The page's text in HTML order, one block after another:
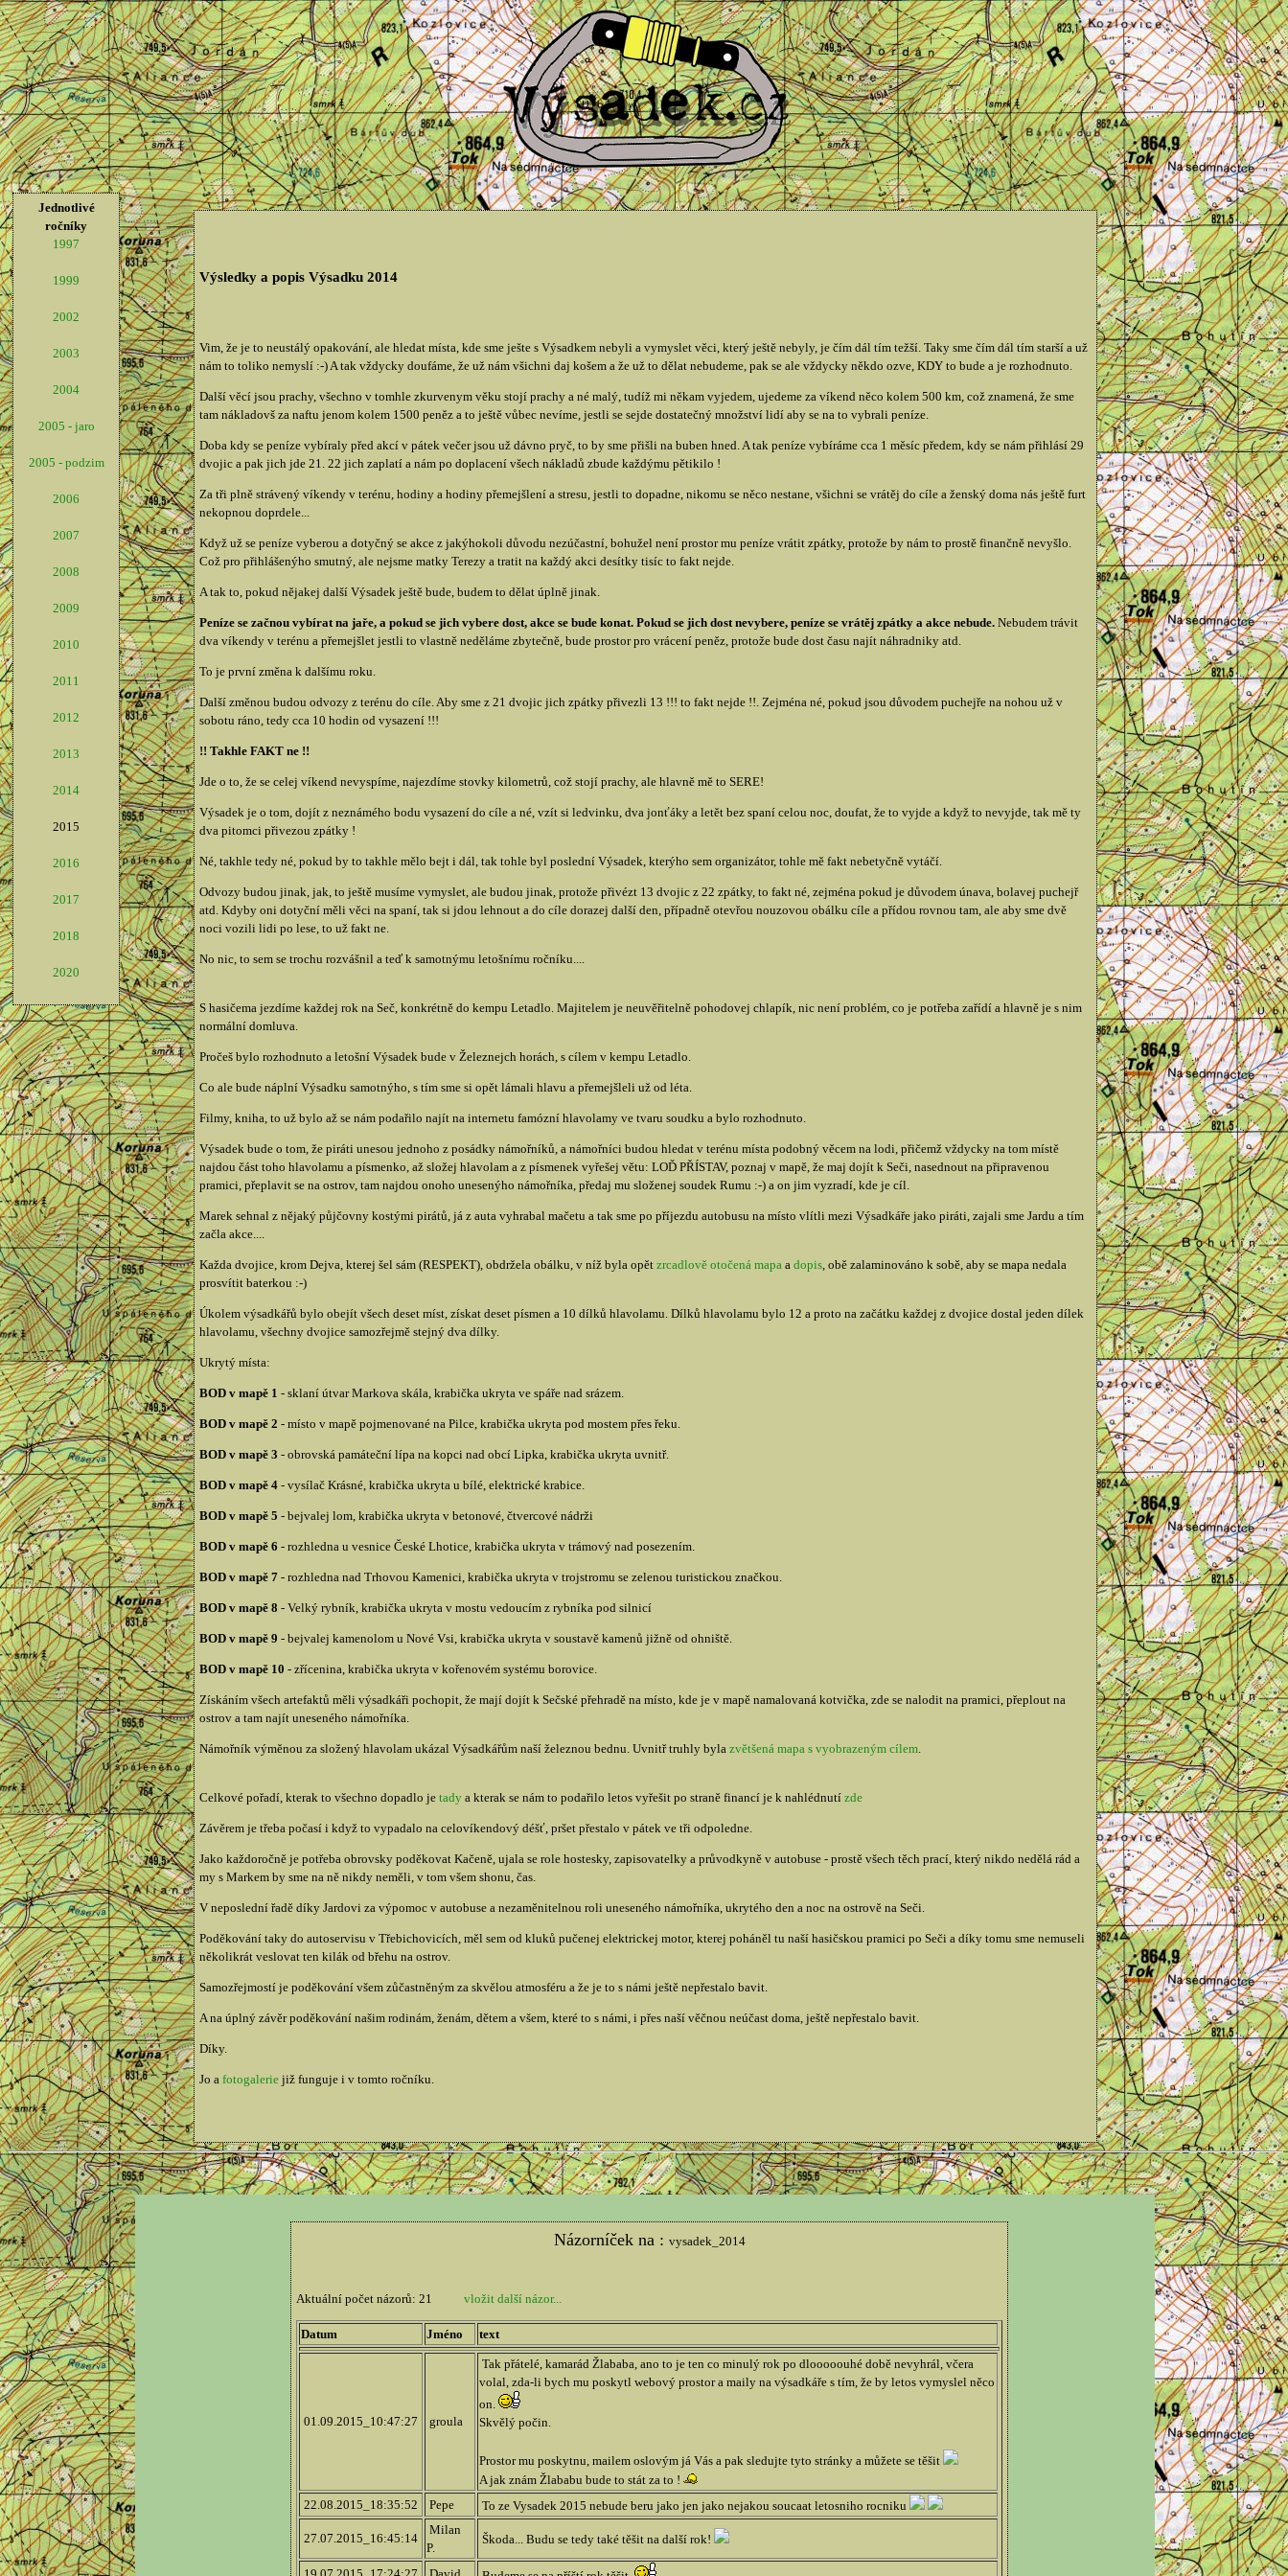
Jednotlivé
ročníky
1997
1999
2002
2003
2004
2005 - jaro
2005 - podzim
2006
2007
2008
2009
2010
2011
2012
2013
2014
2015
2016
2017
2018
2020
Výsledky a popis Výsadku 2014
Vim, že je to neustálý opakování, ale hledat místa, kde sme ješte s Výsadkem nebyli a vymyslet věci, který ještě nebyly, je čím dál tím težší. Taky sme čím dál tím starší a už
nám to toliko nemyslí :-) A tak vždycky doufáme, že už nám všichni daj košem a že už to dělat nebudeme, pak se ale vždycky někdo ozve, KDY to bude a je rozhodnuto.
Další věcí jsou prachy, všechno v tomhle zkurvenym věku stojí prachy a né malý, tudíž mi někam vyjedem, ujedeme za víkend něco kolem 500 km, což znamená, že sme
tam nákladovš za naftu jenom kolem 1500 peněz a to ještě vůbec nevíme, jestli se sejde dostatečný množství lidí aby se na to vybrali peníze.
Doba kdy se peníze vybíraly před akcí v pátek večer jsou už dávno pryč, to by sme přišli na buben hned. A tak peníze vybíráme cca 1 měsíc předem, kdy se nám přihlásí 29
dvojic a pak jich jde 21. 22 jich zaplatí a nám po doplacení všech nákladů zbude každýmu pětikilo !
Za tři plně strávený víkendy v terénu, hodiny a hodiny přemejšlení a stresu, jestli to dopadne, nikomu se něco nestane, všichni se vrátěj do cíle a ženský doma nás ještě furt
nekopnou doprdele...
Když už se peníze vyberou a dotyčný se akce z jakýhokoli důvodu nezúčastní, bohužel není prostor mu peníze vrátit zpátky, protože by nám to prostě finančně nevyšlo.
Což pro přihlášenýho smutný, ale nejsme matky Terezy a tratit na každý akci desítky tisíc to fakt nejde.
A tak to, pokud nějakej další Výsadek ještě bude, budem to dělat úplně jinak.
Peníze se začnou vybírat na jaře, a pokud se jich vybere dost, akce se bude konat. Pokud se jich dost nevybere, peníze se vrátěj zpátky a akce nebude.Nebudem trávit
dva víkendy v terénu a přemejšlet jestli to vlastně neděláme zbytečně, bude prostor pro vrácení peněz, protože bude dost času najít náhradniky atd.
To je první změna k dalšímu roku.
Další změnou budou odvozy z terénu do cíle. Aby sme z 21 dvojic jich zpátky přivezli 13 !!! to fakt nejde !!. Zejména né, pokud jsou důvodem puchejře na nohou už v
sobotu ráno, tedy cca 10 hodin od vysazení !!!
!! Takhle FAKT ne !!
Jde o to, že se celej víkend nevyspíme, najezdíme stovky kilometrů, což stojí prachy, ale hlavně mě to SERE!
Výsadek je o tom, dojít z neznámého bodu vysazení do cíle a né, vzít si ledvinku, dva jonťáky a letět bez spaní celou noc, doufat, že to vyjde a když to nevyjde, tak mě ty
dva pitomci přivezou zpátky !
Né, takhle tedy né, pokud by to takhle mělo bejt i dál, tak tohle byl poslední Výsadek, kterýho sem organizátor, tohle mě fakt nebetyčně vytáčí.
Odvozy budou jinak, jak, to ještě musíme vymyslet, ale budou jinak, protože přivézt 13 dvojic z 22 zpátky, to fakt né, zejména pokud je důvodem únava, bolavej puchejř
atd. Kdyby oni dotyční měli věci na spaní, tak si jdou lehnout a do cíle dorazej další den, případně otevřou nouzovou obálku cíle a přídou rovnou tam, ale aby sme dvě
noci vozili lidi po lese, to už fakt ne.
No nic, to sem se trochu rozvášnil a teď k samotnýmu letošnímu ročníku....
S hasičema jezdíme každej rok na Seč, konkrétně do kempu Letadlo. Majitelem je neuvěřitelně pohodovej chlapík, nic není problém, co je potřeba zařídí a hlavně je s nim
normální domluva.
Pročeš bylo rozhodnuto a letošní Výsadek bude v Železnejch horách, s cílem v kempu Letadlo.
Co ale bude náplní Výsadku samotnýho, s tím sme si opět lámali hlavu a přemejšleli už od léta.
Filmy, kniha, to už bylo až se nám podařilo najít na internetu famózní hlavolamy ve tvaru soudku a bylo rozhodnuto.
Výsadek bude o tom, že piráti unesou jednoho z posádky námořníků, a námořníci budou hledat v terénu místa podobný věcem na lodi, přičemž vždycky na tom místě
najdou část toho hlavolamu a písmenko, až složej hlavolam a z písmenek vyřešej větu: LOĎ PŘÍSTAV, poznaj v mapě, že maj dojít k Seči, nasednout na připravenou
pramici, přeplavit se na ostrov, tam najdou onoho unesenýho námořníka, předaj mu složenej soudek Rumu :-) a on jim vyzradí, kde je cíl.
Marek sehnal z nějaký půjčovny kostými pirátů, já z auta vyhrabal mačetu a tak sme po příjezdu autobusu na místo vlítli mezi Výsadkáře jako piráti, zajali sme Jardu a tím
začla akce....
Každa dvojice, krom Dejva, kterej šel sám (RESPEKT), obdržela obálku, v níž byla opět zrcadlově otočená mapaa dopis, obě zalaminováno k sobě, aby se mapa nedala
prosvítit baterkou :-)
Úkolem výsadkářů bylo obejít všech deset míst, získat deset písmen a 10 dílků hlavolamu. Dílků hlavolamu bylo 12 a proto na začátku každej z dvojice dostal jeden dílek
hlavolamu, všechny dvojice samozřejmě stejný dva dílky.
Ukrytý místa:
BOD v mapě 1 - sklaní útvar Markova skála, krabička ukryta ve spáře nad srázem.
BOD v mapě 2 - místo v mapě pojmenované na Pilce, krabička ukryta pod mostem přes řeku.
BOD v mapě 3 - obrovská památeční lípa na kopci nad obcí Lipka, krabička ukryta uvnitř.
BOD v mapě 4- vysílač Krásné, krabička ukryta u bílé, elektrické krabice.
BOD v mapě 5 - bejvalej lom, krabička ukryta v betonové, čtvercové nádrži
BOD v mapě 6 - rozhledna u vesnice České Lhotice, krabička ukryta v trámový nad posezením.
BOD v mapě 7- rozhledna nad Trhovou Kamenici, krabička ukryta v trojstromu se zelenou turistickou značkou.
BOD v mapě 8 - Velký rybník, krabička ukryta v mostu vedoucím z rybníka pod silnicí
BOD v mapě 9 - bejvalej kamenolom u Nové Vsi, krabička ukryta v soustavě kamenů jižně od ohniště.
BOD v mapě 10 - zřícenina, krabička ukryta v kořenovém systému borovice.
Získáním všech artefaktů měli výsadkáři pochopit, že mají dojít k Sečské přehradě na místo, kde je v mapě namalovaná kotvička, zde se nalodit na pramici, přeplout na
ostrov a tam najít uneseného námořníka.
Námořník výměnou za složený hlavolam ukázal Výsadkářům naší železnou bednu. Uvnitř truhly byla zvětšená mapa s vyobrazeným cílem.
Celkové pořadí, kterak to všechno dopadlo je tadya kterak se nám to podařilo letos vyřešit po straně financí je k nahlédnutí zde
Závěrem je třeba počasí i když to vypadalo na celovíkendový déšť, pršet přestalo v pátek ve tři odpoledne.
Jako každoročně je potřeba obrovsky poděkovat Kačeně, ujala se role hostesky, zapisovatelky a průvodkyně v autobuse - prostě všech těch prací, který nikdo nedělá rád a
my s Markem by sme na ně nikdy neměli, v tom všem shonu, čas.
V neposlední řadě díky Jardovi za výpomoc v autobuse a nezaměnitelnou roli uneseného námořníka, ukrytého den a noc na ostrově na Seči.
Poděkování taky do autoservisu v Třebichovicích, měl sem od kluků pučenej elektrickej motor, kterej poháněl tu naší hasičskou pramici po Seči a díky tomu sme nemuseli
několikrát veslovat ten kilák od břehu na ostrov.
Samozřejmostí je poděkování všem zůčastněným za skvělou atmosféru a že je to s námi ještě nepřestalo bavit.
A na úplný závěr poděkování našim rodinám, ženám, dětem a všem, které to s námi, i přes naší věčnou neúčast doma, ještě nepřestalo bavit.
Díky.
Jo a fotogaleriejiž funguje i v tomto ročníku.